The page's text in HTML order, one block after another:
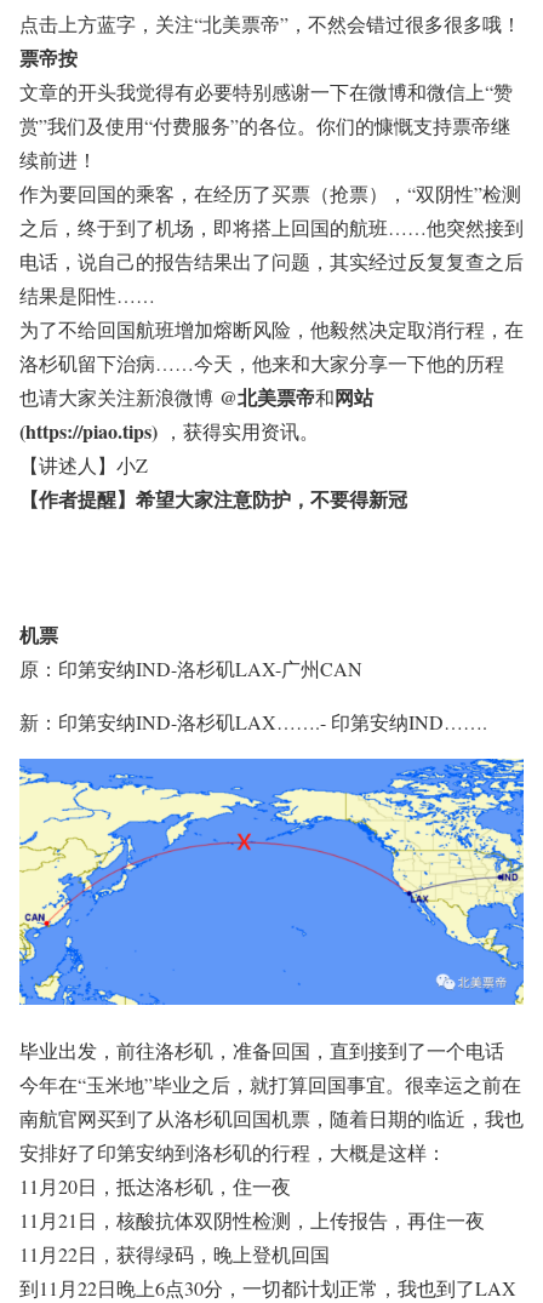
点击上方蓝字，关注“北美票帝” ，不然会错过很多很多哦！
票帝按
文章的开头我觉得有必要特别感谢一下在微博和微信上“赞
赏”我们及使用“付费服务”的各位。你们的慷慨支持票帝继
续前进！
作为要回国的乘客，在经历了买票（抢票），“双阴性”检测
之后，终于到了机场，即将搭上回国的航班……他突然接到
电话，说自己的报告结果出了问题，其实经过反复复查之后
结果是阳性……
为了不给回国航班增加熔断风险，他毅然决定取消行程，在
洛杉矶留下治病……今天，他来和大家分享一下他的历程
也请大家关注新浪微博 @北美票帝和网站
(https://piao.tips) ，获得实用资讯。
【讲述人】小Z
【作者提醒】希望大家注意防护，不要得新冠
机票
原：印第安纳IND-洛杉矶LAX-广州CAN
新：印第安纳IND-洛杉矶LAX…….- 印第安纳IND…….
毕业出发，前往洛杉矶，准备回国，直到接到了一个电话
今年在“玉米地”毕业之后，就打算回国事宜。很幸运之前在
南航官网买到了从洛杉矶回国机票，随着日期的临近，我也
安排好了印第安纳到洛杉矶的行程，大概是这样：
11月20日，抵达洛杉矶，住一夜
11月21日，核酸抗体双阴性检测，上传报告，再住一夜
11月22日，获得绿码，晚上登机回国
到11月22日晚上6点30分，一切都计划正常，我也到了LAX